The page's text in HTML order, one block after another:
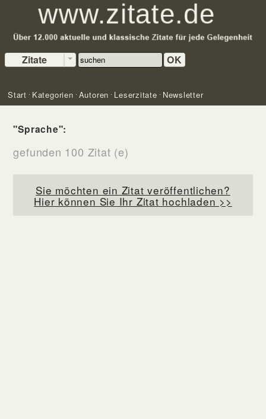
Zitate OK
Start Kategorien Autoren Leserzitate Newsletter
"Sprache":
gefunden 100 Zitat (e)
Sie möchten ein Zitat veröffentlichen?
Hier können Sie Ihr Zitat hochladen >>